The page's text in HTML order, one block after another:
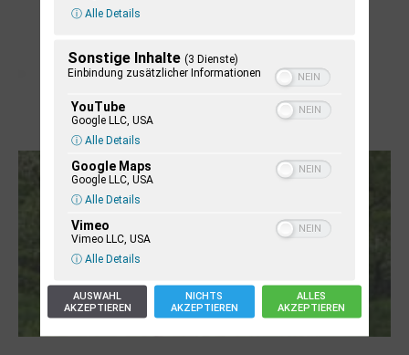
Letj fröögels
ⓘ Alle Details
Sonstige Inhalte (3 Dienste)
Einbindung zusätzlicher Informationen
YouTube
Google LLC, USA
ⓘ Alle Details
Google Maps
Google LLC, USA
ⓘ Alle Details
Vimeo
Vimeo LLC, USA
ⓘ Alle Details
AUSWAHL
AKZEPTIEREN
NICHTS
AKZEPTIEREN
ALLES
AKZEPTIEREN